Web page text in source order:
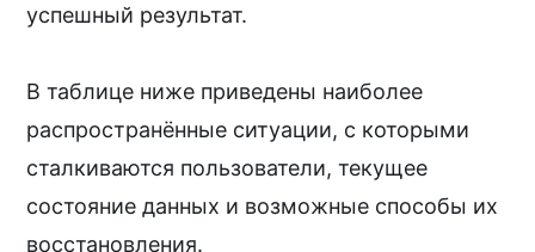
успешный результат.
В таблице ниже приведены наиболее
распространённые ситуации, с которыми
сталкиваются пользователи, текущее
состояние данных и возможные способы их
восстановления.